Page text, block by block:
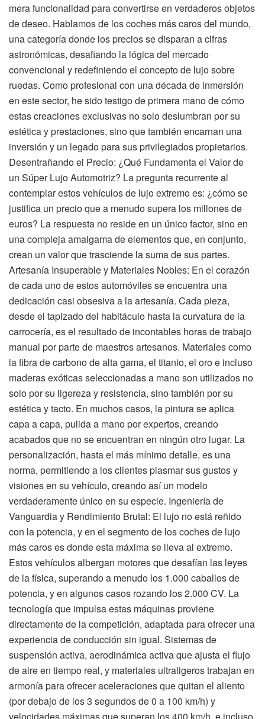
mera funcionalidad para convertirse en verdaderos objetos
de deseo. Hablamos de los coches más caros del mundo,
una categoría donde los precios se disparan a cifras
astronómicas, desafiando la lógica del mercado
convencional y redefiniendo el concepto de lujo sobre
ruedas. Como profesional con una década de inmersión
en este sector, he sido testigo de primera mano de cómo
estas creaciones exclusivas no solo deslumbran por su
estética y prestaciones, sino que también encarnan una
inversión y un legado para sus privilegiados propietarios.
Desentrañando el Precio: ¿Qué Fundamenta el Valor de
un Súper Lujo Automotriz? La pregunta recurrente al
contemplar estos vehículos de lujo extremo es: ¿cómo se
justifica un precio que a menudo supera los millones de
euros? La respuesta no reside en un único factor, sino en
una compleja amalgama de elementos que, en conjunto,
crean un valor que trasciende la suma de sus partes.
Artesanía Insuperable y Materiales Nobles: En el corazón
de cada uno de estos automóviles se encuentra una
dedicación casi obsesiva a la artesanía. Cada pieza,
desde el tapizado del habitáculo hasta la curvatura de la
carrocería, es el resultado de incontables horas de trabajo
manual por parte de maestros artesanos. Materiales como
la fibra de carbono de alta gama, el titanio, el oro e incluso
maderas exóticas seleccionadas a mano son utilizados no
solo por su ligereza y resistencia, sino también por su
estética y tacto. En muchos casos, la pintura se aplica
capa a capa, pulida a mano por expertos, creando
acabados que no se encuentran en ningún otro lugar. La
personalización, hasta el más mínimo detalle, es una
norma, permitiendo a los clientes plasmar sus gustos y
visiones en su vehículo, creando así un modelo
verdaderamente único en su especie. Ingeniería de
Vanguardia y Rendimiento Brutal: El lujo no está reñido
con la potencia, y en el segmento de los coches de lujo
más caros es donde esta máxima se lleva al extremo.
Estos vehículos albergan motores que desafían las leyes
de la física, superando a menudo los 1.000 caballos de
potencia, y en algunos casos rozando los 2.000 CV. La
tecnología que impulsa estas máquinas proviene
directamente de la competición, adaptada para ofrecer una
experiencia de conducción sin igual. Sistemas de
suspensión activa, aerodinámica activa que ajusta el flujo
de aire en tiempo real, y materiales ultraligeros trabajan en
armonía para ofrecer aceleraciones que quitan el aliento
(por debajo de los 3 segundos de 0 a 100 km/h) y